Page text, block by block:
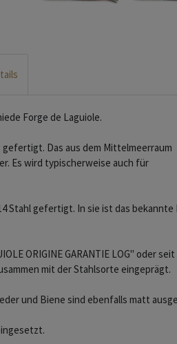
Forge de Laguiole.
Das aus dem Mittelmeerraum
Es wird typischerweise auch für
Stahl gefertigt. In sie ist das bekannte
ORIGINE GARANTIE LOG" oder seit
mit der Stahlsorte eingeprägt.
und Biene sind ebenfalls matt